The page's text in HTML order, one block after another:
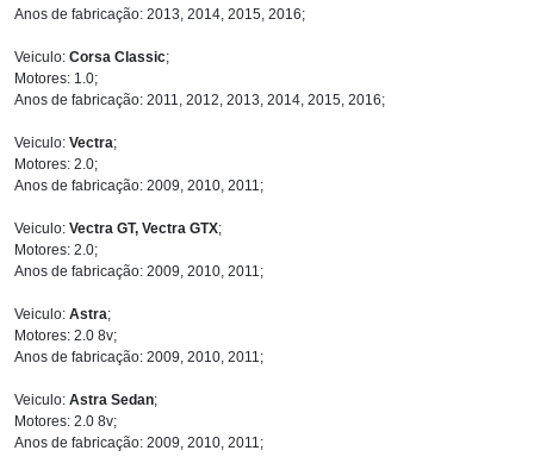
Anos de fabricação: 2013, 2014, 2015, 2016;
Veiculo: Corsa Classic;
Motores: 1.0;
Anos de fabricação: 2011, 2012, 2013, 2014, 2015, 2016;
Veiculo: Vectra;
Motores: 2.0;
Anos de fabricação: 2009, 2010, 2011;
Veiculo: Vectra GT, Vectra GTX;
Motores: 2.0;
Anos de fabricação: 2009, 2010, 2011;
Veiculo: Astra;
Motores: 2.0 8v;
Anos de fabricação: 2009, 2010, 2011;
Veiculo: Astra Sedan;
Motores: 2.0 8v;
Anos de fabricação: 2009, 2010, 2011;